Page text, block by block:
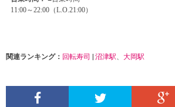
関連ランキング： 回転寿司 | 沼津駅、 大岡駅